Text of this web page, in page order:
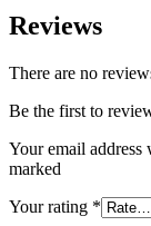
Reviews
There are no
Be the first to
Your email
marked
Your rating *